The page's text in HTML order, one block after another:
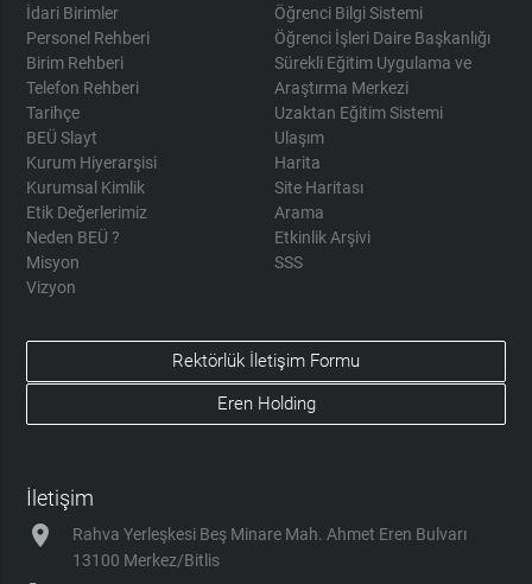
İdari Birimler
Personel Rehberi
Birim Rehberi
Telefon Rehberi
Tarihçe
BEÜ Slayt
Kurum Hiyerarşisi
Kurumsal Kimlik
Etik Değerlerimiz
Neden BEÜ ?
Misyon
Vizyon
Öğrenci Bilgi Sistemi
Öğrenci İşleri Daire Başkanlığı
Sürekli Eğitim Uygulama ve
Araştırma Merkezi
Uzaktan Eğitim Sistemi
Ulaşım
Harita
Site Haritası
Arama
Etkinlik Arşivi
SSS
Rektörlük İletişim Formu
Eren Holding
İletişim
location_on
Rahva Yerleşkesi Beş Minare Mah. Ahmet Eren Bulvarı
13100 Merkez/Bitlis